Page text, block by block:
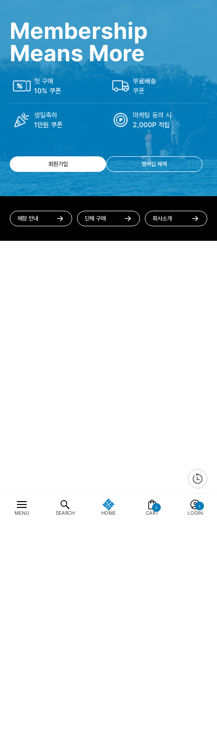
MENU SEARCH HOME
0
CART LOGIN
Membership
Means More
첫 구매
10% 쿠폰
무료배송
쿠폰
생일축하
1만원 쿠폰
마케팅 동의 시
2,000P 적립
회원가입 멤버십 혜택
매장 안내 단체 구매 회사소개